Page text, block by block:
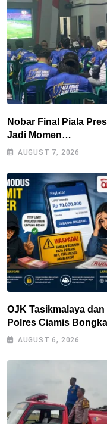
Nobar Final Piala
Jadi Momen
Kebersamaan, Polres
Bobotoh dan
Elemen Masyarakat
AUGUST 7, 2026
OJK Tasikmalaya dan
Polres Ciamis
Modus Penipuan Titip
Korban Tembus
AUGUST 6, 2026